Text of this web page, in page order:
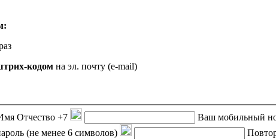
кодом на эл. почту (e-mail)
Отчество +7 Ваш мобильный
(не менее 6 символов)